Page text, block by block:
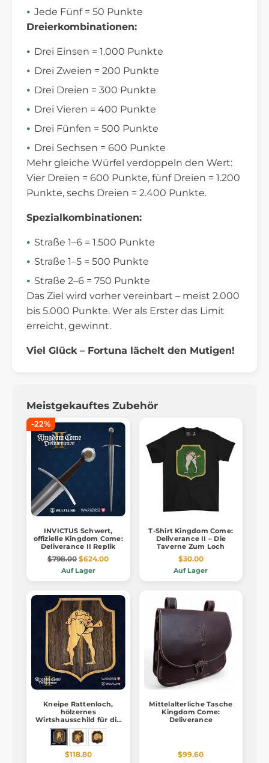
Jede Fünf = 50 Punkte
Dreierkombinationen:
Drei Einsen = 1.000 Punkte
Drei Zweien = 200 Punkte
Drei Dreien = 300 Punkte
Drei Vieren = 400 Punkte
Drei Fünfen = 500 Punkte
Drei Sechsen = 600 Punkte
Mehr gleiche Würfel verdoppeln den Wert:
Vier Dreien = 600 Punkte, fünf Dreien = 1.200
Punkte, sechs Dreien = 2.400 Punkte.
Spezialkombinationen:
Straße 1–6 = 1.500 Punkte
Straße 1–5 = 500 Punkte
Straße 2–6 = 750 Punkte
Das Ziel wird vorher vereinbart – meist 2.000
bis 5.000 Punkte. Wer als Erster das Limit
erreicht, gewinnt.
Viel Glück – Fortuna lächelt den Mutigen!
Meistgekauftes Zubehör
-22%
INVICTUS Schwert,
offizielle Kingdom Come:
Deliverance II Replik
$798.00 $624.00
Auf Lager
T-Shirt Kingdom Come:
Deliverance II – Die
Taverne Zum Loch
$30.00
Auf Lager
Kneipe Rattenloch,
hölzernes
Wirtshausschild für die
Wand, Kingdom Come:
Deliverance 2
$118.80
Mittelalterliche Tasche
Kingdom Come:
Deliverance
$99.60